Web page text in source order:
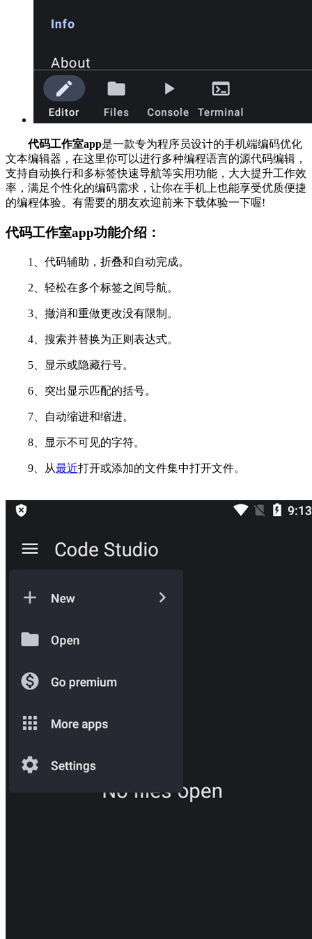
代码工作室app是一款专为程序员设计的手机端编码优化
文本编辑器，在这里你可以进行多种编程语言的源代码编辑，
支持自动换行和多标签快速导航等实用功能，大大提升工作效
率，满足个性化的编码需求，让你在手机上也能享受优质便捷
的编程体验。有需要的朋友欢迎前来下载体验一下喔!
代码工作室app功能介绍：
1、代码辅助，折叠和自动完成。
2、轻松在多个标签之间导航。
3、撤消和重做更改没有限制。
4、搜索并替换为正则表达式。
5、显示或隐藏行号。
6、突出显示匹配的括号。
7、自动缩进和缩进。
8、显示不可见的字符。
9、从最近打开或添加的文件集中打开文件。